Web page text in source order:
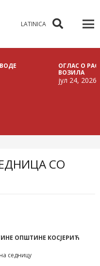
LATINICA
ОГЛАС О
ВОЗИЛА
јул 24, 2026
СО
ОПШТИНЕ КОСЈЕРИЋ
седницу